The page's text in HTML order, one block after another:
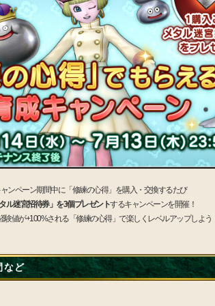
ンペーン期間中に「修練の心得」を購入・交換するたび
タル迷宮招待券」を3個プレゼントするキャンペーンを開催！
験値が+100%される「修練の心得」で楽しくレベルアップしよう
など